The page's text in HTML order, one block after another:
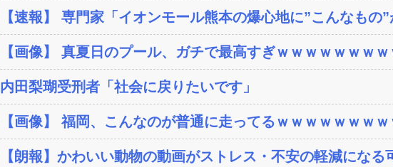
【速報】 専門家「イオンモール熊本の爆心地に”こんなもの
【画像】 真夏日のプール、ガチで最高すぎｗｗｗｗｗｗｗｗ
内田梨瑚受刑者「社会に戻りたいです」
【画像】 福岡、こんなのが普通に走ってるｗｗｗｗｗｗｗ
【朗報】かわいい動物の動画がストレス・不安の軽減になる